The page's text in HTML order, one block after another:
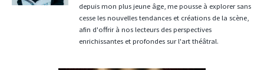
depuis mon plus jeune âge, me pousse à explorer sans
cesse les nouvelles tendances et créations de la scène,
afin d'offrir à nos lecteurs des perspectives
enrichissantes et profondes sur l'art théâtral.